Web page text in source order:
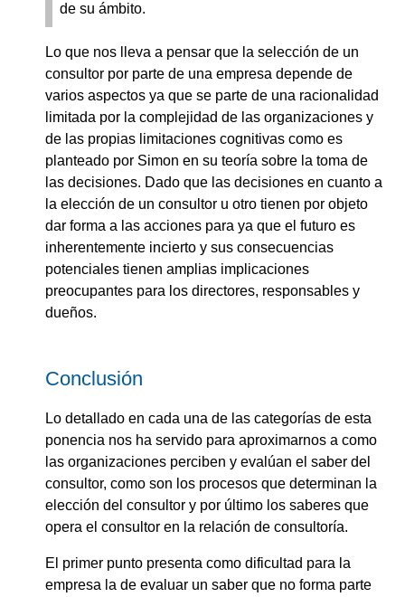
de su ámbito.
Lo que nos lleva a pensar que la selección de un
consultor por parte de una empresa depende de
varios aspectos ya que se parte de una racionalidad
limitada por la complejidad de las organizaciones y
de las propias limitaciones cognitivas como es
planteado por Simon en su teoría sobre la toma de
las decisiones. Dado que las decisiones en cuanto a
la elección de un consultor u otro tienen por objeto
dar forma a las acciones para ya que el futuro es
inherentemente incierto y sus consecuencias
potenciales tienen amplias implicaciones
preocupantes para los directores, responsables y
dueños.
Conclusión
Lo detallado en cada una de las categorías de esta
ponencia nos ha servido para aproximarnos a como
las organizaciones perciben y evalúan el saber del
consultor, como son los procesos que determinan la
elección del consultor y por último los saberes que
opera el consultor en la relación de consultoría.
El primer punto presenta como dificultad para la
empresa la de evaluar un saber que no forma parte